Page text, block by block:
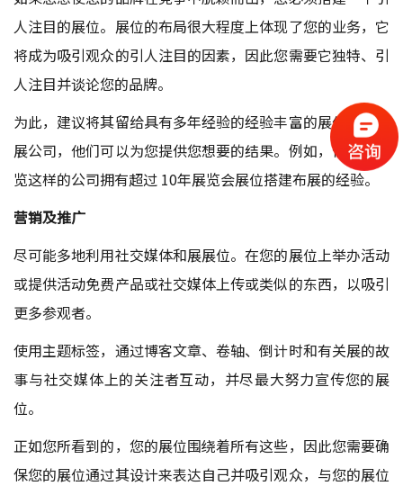
人注目的展位。展位的布局很大程度上体现了您的业务，它
将成为吸引观众的引人注目的因素，因此您需要它独特、引
人注目并谈论您的品牌。
为此，建议将其留给具有多年经验的经验丰富的展位搭建布
展公司，他们可以为您提供您想要的结果。例如，像泽迪展
览这样的公司拥有超过 10年展览会展位搭建布展的经验。
营销及推广
尽可能多地利用社交媒体和展展位。在您的展位上举办活动
或提供活动免费产品或社交媒体上传或类似的东西，以吸引
更多参观者。
使用主题标签，通过博客文章、卷轴、倒计时和有关展的故
事与社交媒体上的关注者互动，并尽最大努力宣传您的展
位。
正如您所看到的，您的展位围绕着所有这些，因此您需要确
保您的展位通过其设计来表达自己并吸引观众，与您的展位